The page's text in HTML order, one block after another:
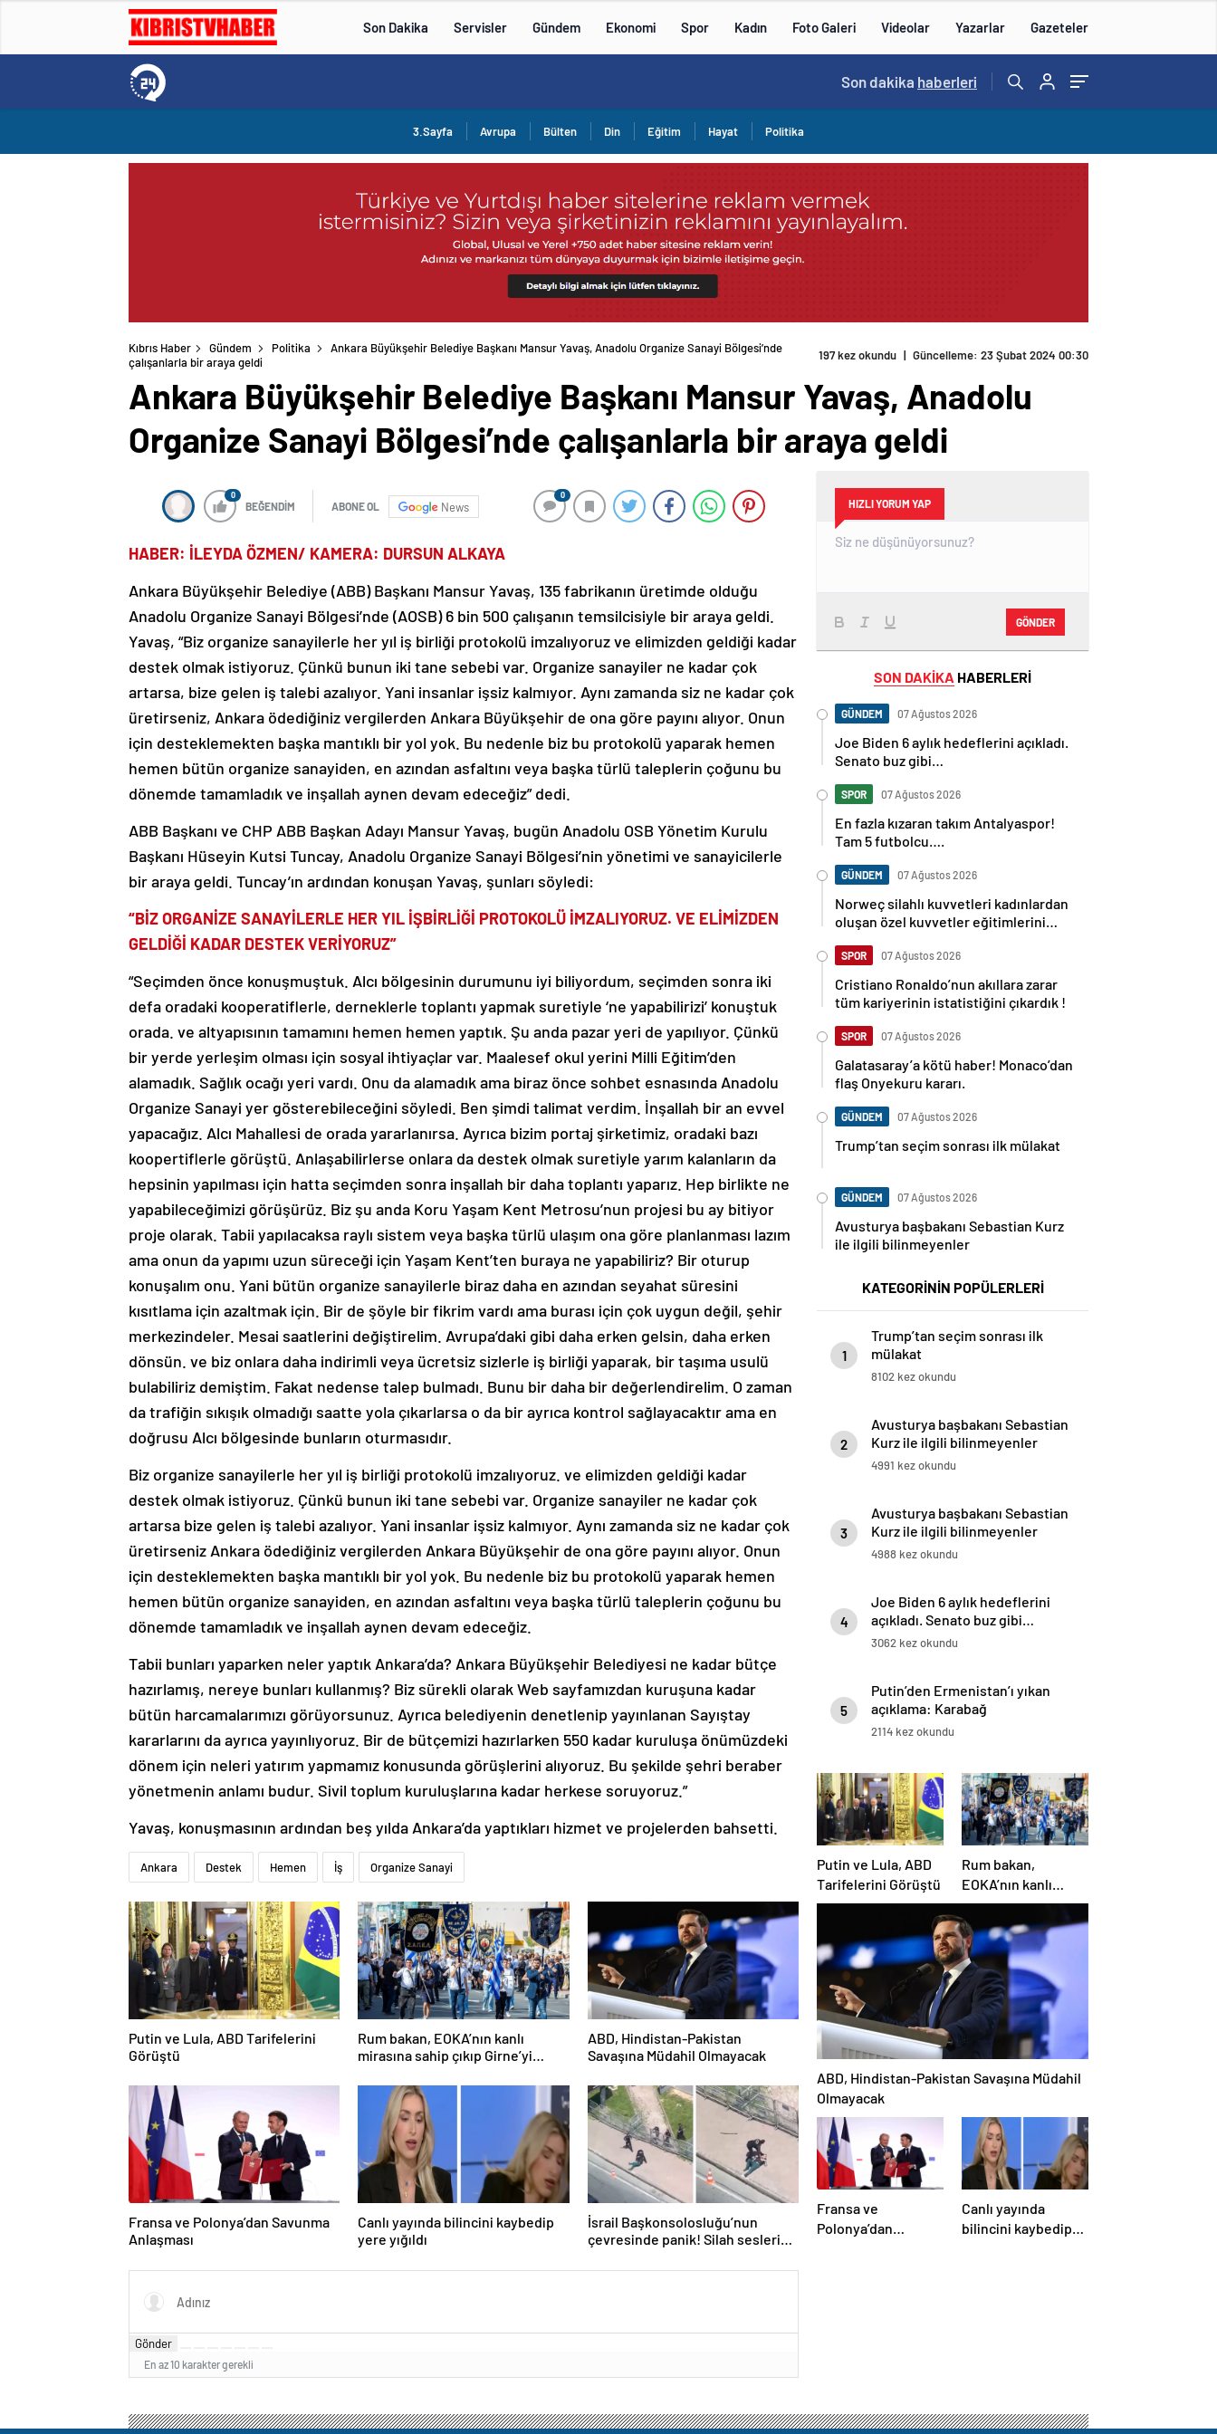
Son Dakika Servisler Gündem Ekonomi Spor Kadın Foto Galeri Videolar Yazarlar Gazeteler
Son dakika haberleri
3.Sayfa Avrupa Bülten Din Eğitim Hayat Politika
Kıbrıs Haber Gündem Politika
Ankara Büyükşehir Belediye Başkanı Mansur Yavaş, Anadolu Organize Sanayi Bölgesi’nde
çalışanlarla bir araya geldi
197 kez okundu | Güncelleme: 23 Şubat 2024 00:30
Ankara Büyükşehir Belediye Başkanı Mansur Yavaş, Anadolu
Organize Sanayi Bölgesi’nde çalışanlarla bir araya geldi
0
BEĞENDİM ABONE OL News
0
HABER: İLEYDA ÖZMEN/ KAMERA: DURSUN ALKAYA
Ankara Büyükşehir Belediye (ABB) Başkanı Mansur Yavaş, 135 fabrikanın üretimde olduğu
Anadolu Organize Sanayi Bölgesi’nde (AOSB) 6 bin 500 çalışanın temsilcisiyle bir araya geldi.
Yavaş, “Biz organize sanayilerle her yıl iş birliği protokolü imzalıyoruz ve elimizden geldiği kadar
destek olmak istiyoruz. Çünkü bunun iki tane sebebi var. Organize sanayiler ne kadar çok
artarsa, bize gelen iş talebi azalıyor. Yani insanlar işsiz kalmıyor. Aynı zamanda siz ne kadar çok
üretirseniz, Ankara ödediğiniz vergilerden Ankara Büyükşehir de ona göre payını alıyor. Onun
için desteklemekten başka mantıklı bir yol yok. Bu nedenle biz bu protokolü yaparak hemen
hemen bütün organize sanayiden, en azından asfaltını veya başka türlü taleplerin çoğunu bu
dönemde tamamladık ve inşallah aynen devam edeceğiz” dedi.
ABB Başkanı ve CHP ABB Başkan Adayı Mansur Yavaş, bugün Anadolu OSB Yönetim Kurulu
Başkanı Hüseyin Kutsi Tuncay, Anadolu Organize Sanayi Bölgesi’nin yönetimi ve sanayicilerle
bir araya geldi. Tuncay’ın ardından konuşan Yavaş, şunları söyledi:
“BİZ ORGANİZE SANAYİLERLE HER YIL İŞBİRLİĞİ PROTOKOLÜ İMZALIYORUZ. VE ELİMİZDEN
GELDİĞİ KADAR DESTEK VERİYORUZ”
“Seçimden önce konuşmuştuk. Alcı bölgesinin durumunu iyi biliyordum, seçimden sonra iki
defa oradaki kooperatiflerle, derneklerle toplantı yapmak suretiyle ‘ne yapabilirizi’ konuştuk
orada. ve altyapısının tamamını hemen hemen yaptık. Şu anda pazar yeri de yapılıyor. Çünkü
bir yerde yerleşim olması için sosyal ihtiyaçlar var. Maalesef okul yerini Milli Eğitim’den
alamadık. Sağlık ocağı yeri vardı. Onu da alamadık ama biraz önce sohbet esnasında Anadolu
Organize Sanayi yer gösterebileceğini söyledi. Ben şimdi talimat verdim. İnşallah bir an evvel
yapacağız. Alcı Mahallesi de orada yararlanırsa. Ayrıca bizim portaj şirketimiz, oradaki bazı
koopertiflerle görüştü. Anlaşabilirlerse onlara da destek olmak suretiyle yarım kalanların da
hepsinin yapılması için hatta seçimden sonra inşallah bir daha toplantı yaparız. Hep birlikte ne
yapabileceğimizi görüşürüz. Biz şu anda Koru Yaşam Kent Metrosu’nun projesi bu ay bitiyor
proje olarak. Tabii yapılacaksa raylı sistem veya başka türlü ulaşım ona göre planlanması lazım
ama onun da yapımı uzun süreceği için Yaşam Kent’ten buraya ne yapabiliriz? Bir oturup
konuşalım onu. Yani bütün organize sanayilerle biraz daha en azından seyahat süresini
kısıtlama için azaltmak için. Bir de şöyle bir fikrim vardı ama burası için çok uygun değil, şehir
merkezindeler. Mesai saatlerini değiştirelim. Avrupa’daki gibi daha erken gelsin, daha erken
dönsün. ve biz onlara daha indirimli veya ücretsiz sizlerle iş birliği yaparak, bir taşıma usulü
bulabiliriz demiştim. Fakat nedense talep bulmadı. Bunu bir daha bir değerlendirelim. O zaman
da trafiğin sıkışık olmadığı saatte yola çıkarlarsa o da bir ayrıca kontrol sağlayacaktır ama en
doğrusu Alcı bölgesinde bunların oturmasıdır.
Biz organize sanayilerle her yıl iş birliği protokolü imzalıyoruz. ve elimizden geldiği kadar
destek olmak istiyoruz. Çünkü bunun iki tane sebebi var. Organize sanayiler ne kadar çok
artarsa bize gelen iş talebi azalıyor. Yani insanlar işsiz kalmıyor. Aynı zamanda siz ne kadar çok
üretirseniz Ankara ödediğiniz vergilerden Ankara Büyükşehir de ona göre payını alıyor. Onun
için desteklemekten başka mantıklı bir yol yok. Bu nedenle biz bu protokolü yaparak hemen
hemen bütün organize sanayiden, en azından asfaltını veya başka türlü taleplerin çoğunu bu
dönemde tamamladık ve inşallah aynen devam edeceğiz.
Tabii bunları yaparken neler yaptık Ankara’da? Ankara Büyükşehir Belediyesi ne kadar bütçe
hazırlamış, nereye bunları kullanmış? Biz sürekli olarak Web sayfamızdan kuruşuna kadar
bütün harcamalarımızı görüyorsunuz. Ayrıca belediyenin denetlenip yayınlanan Sayıştay
kararlarını da ayrıca yayınlıyoruz. Bir de bütçemizi hazırlarken 550 kadar kuruluşa önümüzdeki
dönem için neleri yatırım yapmamız konusunda görüşlerini alıyoruz. Bu şekilde şehri beraber
yönetmenin anlamı budur. Sivil toplum kuruluşlarına kadar herkese soruyoruz.”
Yavaş, konuşmasının ardından beş yılda Ankara’da yaptıkları hizmet ve projelerden bahsetti.
Ankara Destek Hemen İş Organize Sanayi
Putin ve Lula, ABD Tarifelerini
Görüştü
Rum bakan, EOKA’nın kanlı
mirasına sahip çıkıp Girne’yi
ABD, Hindistan-Pakistan
Savaşına Müdahil Olmayacak
Fransa ve Polonya’dan Savunma
Anlaşması
Canlı yayında bilincini kaybedip
yere yığıldı
İsrail Başkonsolosluğu’nun
çevresinde panik! Silah sesleri
Gönder
En az 10 karakter gerekli
HIZLI YORUM YAP
GÖNDER
SON DAKİKA HABERLERİ
GÜNDEM 07 Ağustos 2026
Joe Biden 6 aylık hedeflerini açıkladı.
Senato buz gibi…
SPOR 07 Ağustos 2026
En fazla kızaran takım Antalyaspor!
Tam 5 futbolcu….
GÜNDEM 07 Ağustos 2026
Norweç silahlı kuvvetleri kadınlardan
oluşan özel kuvvetler eğitimlerini
SPOR 07 Ağustos 2026
Cristiano Ronaldo’nun akıllara zarar
tüm kariyerinin istatistiğini çıkardık !
SPOR 07 Ağustos 2026
Galatasaray’a kötü haber! Monaco’dan
flaş Onyekuru kararı.
GÜNDEM 07 Ağustos 2026
Trump’tan seçim sonrası ilk mülakat
GÜNDEM 07 Ağustos 2026
Avusturya başbakanı Sebastian Kurz
ile ilgili bilinmeyenler
KATEGORİNİN POPÜLERLERİ
1
Trump’tan seçim sonrası ilk
mülakat
8102 kez okundu
2
Avusturya başbakanı Sebastian
Kurz ile ilgili bilinmeyenler
4991 kez okundu
3
Avusturya başbakanı Sebastian
Kurz ile ilgili bilinmeyenler
4988 kez okundu
4
Joe Biden 6 aylık hedeflerini
açıkladı. Senato buz gibi…
3062 kez okundu
5
Putin’den Ermenistan’ı yıkan
açıklama: Karabağ
Azerbaycan’ın ayrılmaz bir
2114 kez okundu
Putin ve Lula, ABD
Tarifelerini Görüştü
Rum bakan,
EOKA’nın kanlı
mirasına sahip çıkıp
Girne’yi hedef
gösterdi
ABD, Hindistan-Pakistan Savaşına Müdahil
Olmayacak
Fransa ve
Polonya’dan
Canlı yayında
bilincini kaybedip